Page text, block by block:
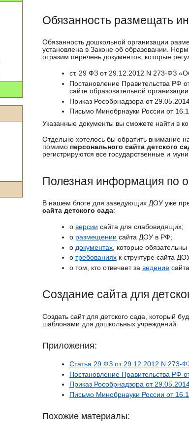
Обязанность размещать
Обязанность дошкольной организации
установлена в Законе об образовании.
отразим перечень документов, которые
ст. 29 ФЗ от 29.12.2012 N 273-ФЗ
Постановление Правительства РФ
сайте образовательной
Приказ Рособрнадзора от
Письмо Минобрнауки России от
Указанные документы вы сможете найти в
Отдельно хотелось бы обратить внимание
помимо персонального сайта детского
регистрируются все государственные и
Полезная информация по
В нашем блоге для заведующих ДОУ уже
сайта детского сада:
о версии сайта для слабовидящих;
о размещении сайта ДОУ в РФ;
о документах, которые
о требованияхк структуре сайта
о том, кто отвечает за ведение
Создание сайта для
Создать сайт для детского сада, который
шаблонами для дошкольных учреждений.
Приложения:
Статья 29 ФЗ от 29.12.2012 N 273-
Постановление Правительства РФ
Приказ Рособрнадзора от
Письмо Минобрнауки России от
Похожие материалы: